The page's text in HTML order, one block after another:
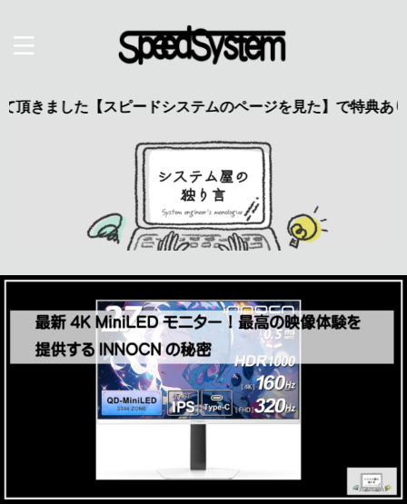
ピードシステムのページを見た】で特典あり 興味のある